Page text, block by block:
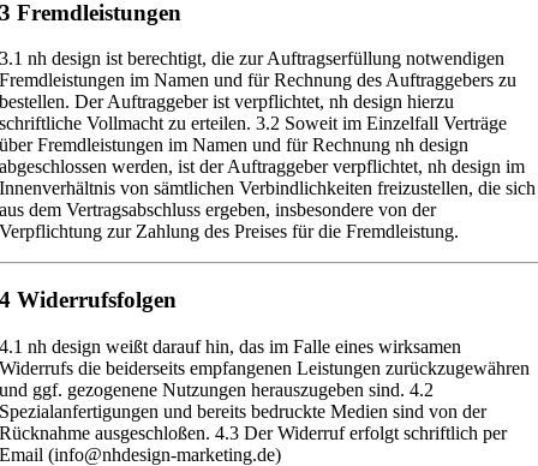
3 Fremdleistungen
3.1nh design ist berechtigt, die zur Auftragserfüllung notwendigen
Fremdleistungen im Namen und für Rechnung des Auftraggebers zu
bestellen.Der Auftraggeber ist verpflichtet, nh designhierzu
schriftliche Vollmachtzu erteilen.3.2 Soweit im Einzelfall Verträge
über Fremdleistungen im Namen und fürRechnung nh design
abgeschlossen werden, ist der Auftraggeber verpflichtet, nh design im
Innenverhältnis von sämtlichen Verbindlichkeitenfreizustellen, die sich
aus dem Vertragsabschluss ergeben, insbesondere vonder
Verpflichtung zur Zahlung des Preises für die Fremdleistung.
4 Widerrufsfolgen
4.1 nh design weißt darauf hin, das im Falle eines wirksamen
Widerrufs die beiderseits empfangenen Leistungen zurückzugewähren
und ggf. gezogenene Nutzungen herauszugeben sind. 4.2
Spezialanfertigungen und bereits bedruckte Medien sind von der
Rücknahme ausgeschloßen. 4.3 Der Widerruf erfolgt schriftlich per
Email (info@nhdesign-marketing.de)